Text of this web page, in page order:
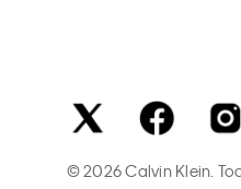
©2026Calvin Klein.